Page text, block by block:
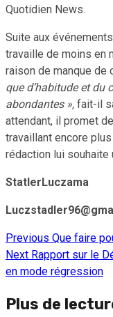
Quotidien News.
Suite aux
travaille de moins en
raison de manque de
que d’habitude et du
abondantes », fait-il
attendant, il promet
travaillant encore
rédaction lui souhaite
StatlerLuczama
Continue
Reading
Previous Que faire
Next Rapport sur le
en mode régression
Plus de